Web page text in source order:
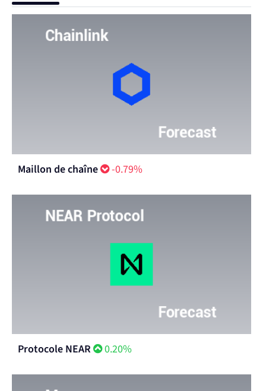
Maillon de chaîne -0.79%
Protocole NEAR 0.20%